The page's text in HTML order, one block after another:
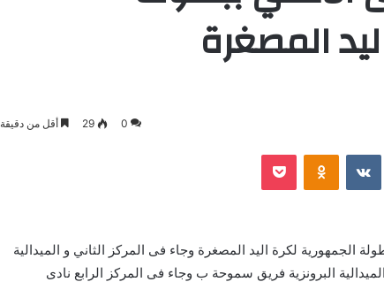
المصغرة
0
29 أقل من دقيقة
Odnoklassniki
بوكيت
مواليد 2013 على لقب بطولة الجمهورية لكرة اليد المصغرة وجاء فى المركز الثاني و الميدالية
البرونزية فريق سموحة ب وجاء فى المركز الرابع نادى